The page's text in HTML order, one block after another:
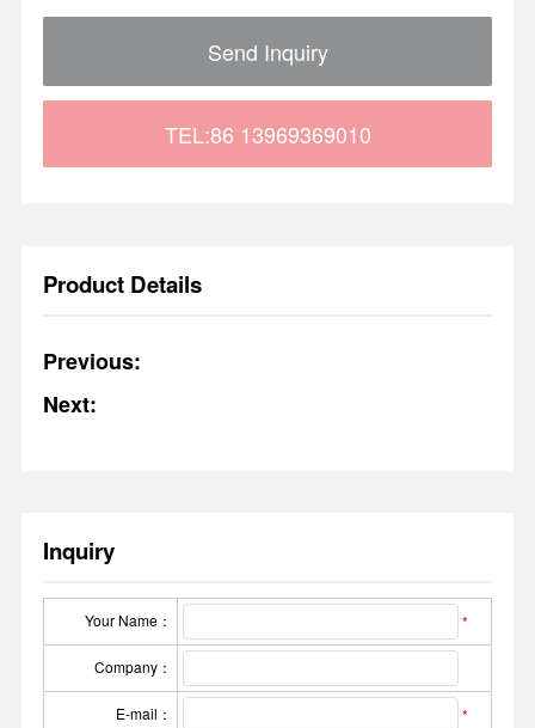
Send Inquiry
TEL:86 13969369010
Product Details
Previous:
Next:
Inquiry
Your Name： *
Company：
E-mail： *